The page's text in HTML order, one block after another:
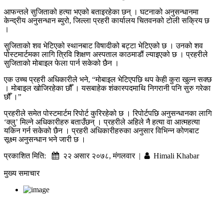
आफन्तले सुजिताको हत्या भएको बताइरहेका छन् । घटनाको अनुसन्धानमा
केन्द्रीय अनुसन्धान ब्युरो, जिल्ला प्रहरी कार्यालय चितवनको टोली सक्रिय छ
।
सुजिताको शव भेटिएको स्थानबाट विषादीको बट्टा भेटिएको छ । उनको शव
पोस्टमार्टमका लागि त्रिवि शिक्षण अस्पताल काठमाडौं ल्याइएको छ । प्रहरीले
सुजिताको मोबाइल फेला पार्न सकेको छैन ।
एक उच्च प्रहरी अधिकारीले भने, “मोबाइल भेटिएपछि थप केही कुरा खुल्न सक्छ
। मोबाइल खोजिरहेका छौँ । यसबाहेक शंकास्पदमाथि निगरानी पनि सुरु गरेका
छौँ ।”
प्रहरीले समेत पोस्टमार्टम रिपोर्ट कुरिरहेको छ । रिपोर्टपछि अनुसन्धानका लागि
‘क्लु’ मिल्ने अधिकारीहरु बताउँछन् । प्रहरीले अहिले नै हत्या वा आत्महत्या
यकिन गर्न सकेको छैन । प्रहरी अधिकारीहरुका अनुसार विभिन्न कोणबाट
सूक्ष्म अनुसन्धान भने जारी छ ।
प्रकाशित मिति:
२२ असार २०७८, मंगलवार | Himali Khabar
मुख्य समाचार